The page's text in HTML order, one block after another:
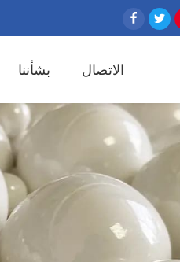
بشأننا الاتصال